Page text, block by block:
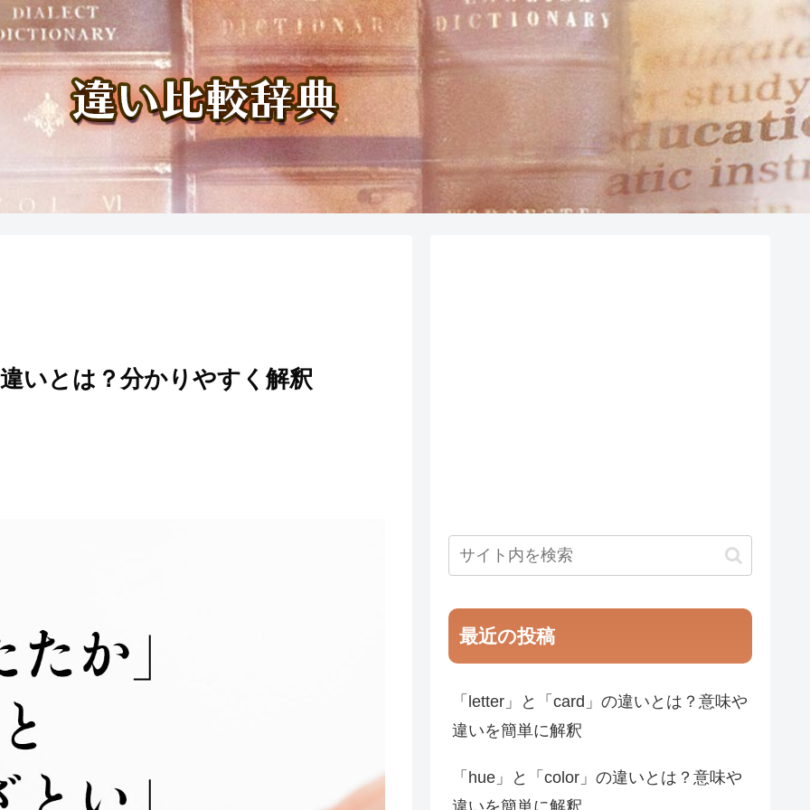
いとは？分かりやすく解釈
最近の投稿
「letter」と「card」の違いとは？意味や
違いを簡単に解釈
「hue」と「color」の違いとは？意味や